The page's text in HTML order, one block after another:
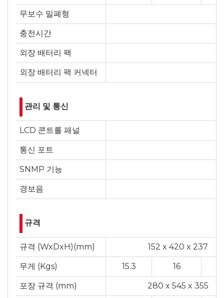
무보수 밀폐형
충전시간
외장 배터리 팩
외장 배터리 팩 커넥터
관리 및 통신
LCD 콘트롤 패널
통신 포트
SNMP 기능
경보음
규격
규격 (WxDxH)(mm) 152 x 420 x 237
무게 (Kgs) 15.3 16
포장 규격 (mm) 280 x 545 x 355